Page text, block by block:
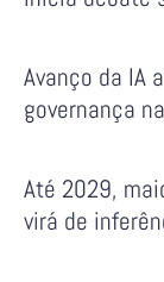
Avanço da IA
governança
Até 2029,
virá de